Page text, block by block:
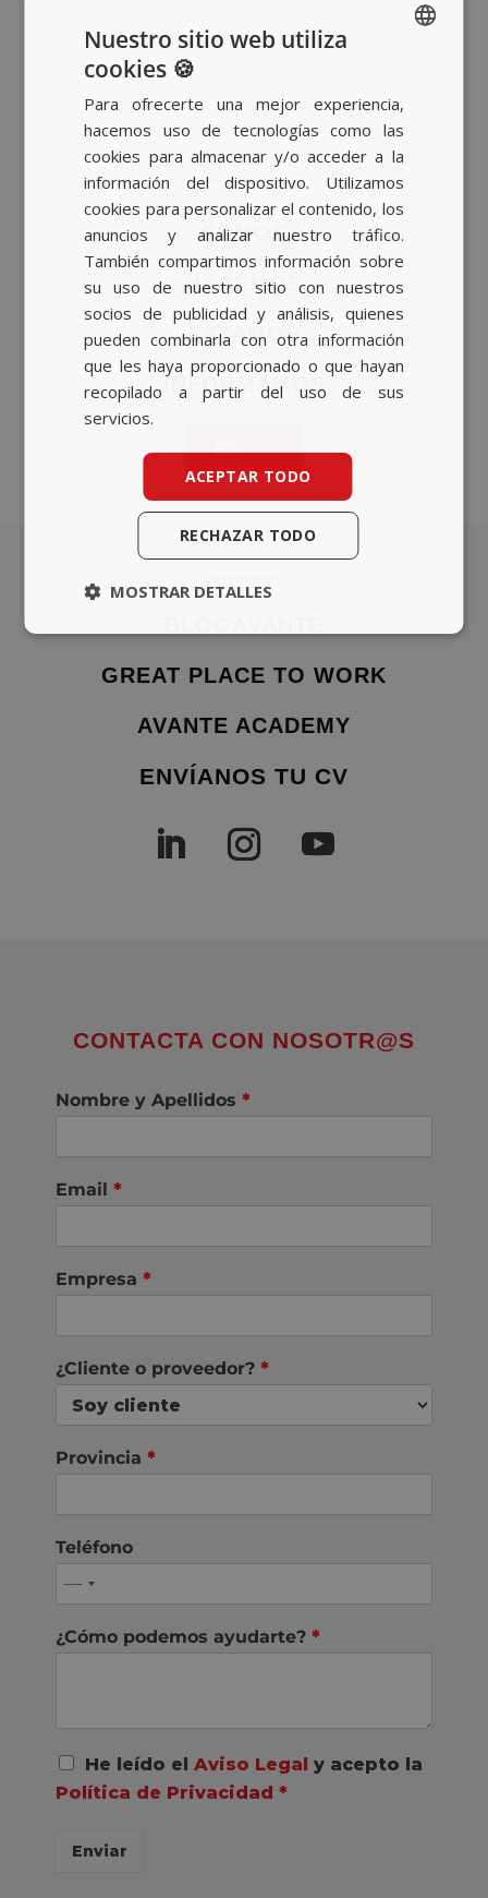
SOMOS
HACEMOS
ESTAMOS
INFORMAMOS
ES
GREAT PLACE TO WORK
AVANTE ACADEMY
ENVÍANOS TU CV
CONTACTA CON NOSOTR@S
Nombre y Apellidos *
Email *
Empresa *
¿Cliente o proveedor? *
Provincia *
Teléfono
¿Cómo podemos ayudarte? *
A
c
u
He leído el Aviso Legal y acepto la
Política de Privacidad *
Enviar
BASQUE
ENGLISH
Nuestro sitio web utiliza
cookies 🍪
Para ofrecerte una mejor experiencia,
hacemos uso de tecnologías como las
cookies para almacenar y/o acceder a la
información del dispositivo. Utilizamos
cookies para personalizar el contenido, los
anuncios y analizar nuestro tráfico.
También compartimos información sobre
su uso de nuestro sitio con nuestros
socios de publicidad y análisis, quienes
pueden combinarla con otra información
que les haya proporcionado o que hayan
recopilado a partir del uso de sus
servicios.
ACEPTAR TODO
RECHAZAR TODO
MOSTRAR DETALLES